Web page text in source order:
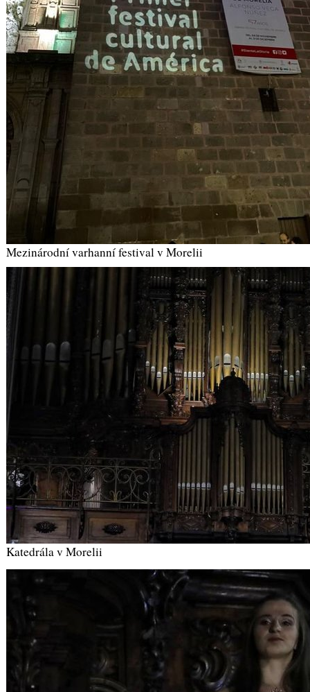
Mezinárodní varhanní festival v Morelii
Katedrála v Morelii